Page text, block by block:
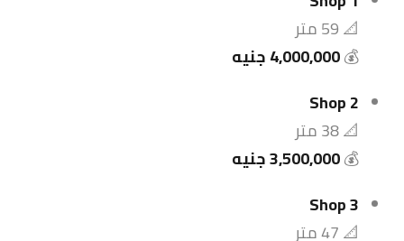
📐 59 متر
💰4,000,000 جنيه
Shop 2
📐 38 متر
💰3,500,000 جنيه
Shop 3
📐 47 متر